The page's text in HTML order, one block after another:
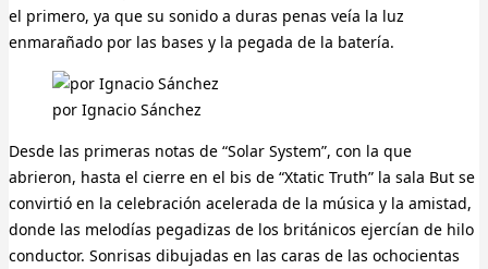
el primero, ya que su sonido a duras penas veía la luz
enmarañado por las bases y la pegada de la batería.
por Ignacio Sánchez
Desde las primeras notas de “Solar System”, con la que
abrieron, hasta el cierre en el bis de “Xtatic Truth” la sala But se
convirtió en la celebración acelerada de la música y la amistad,
donde las melodías pegadizas de los británicos ejercían de hilo
conductor. Sonrisas dibujadas en las caras de las ochocientas